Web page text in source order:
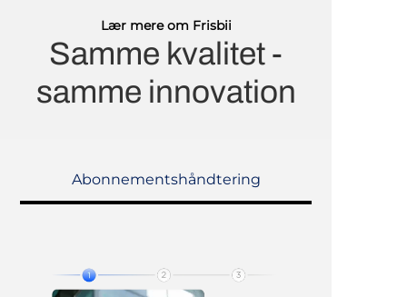
Lær mere om Frisbii
Samme kvalitet -
samme innovation
Abonnementshåndtering